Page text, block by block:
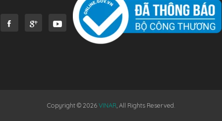
Copyright © 2026VINAR , All Rights Reserved.